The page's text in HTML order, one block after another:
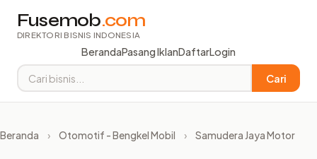
Fusemob.com
DIREKTORI BISNIS INDONESIA
BerandaPasang IklanDaftarLogin
Cari
Beranda › Otomotif - Bengkel Mobil › Samudera Jaya Motor